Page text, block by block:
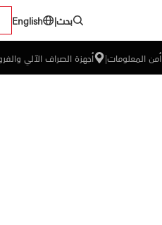
بحث|
English
أمن المعلومات| أجهزة الصراف الآلي